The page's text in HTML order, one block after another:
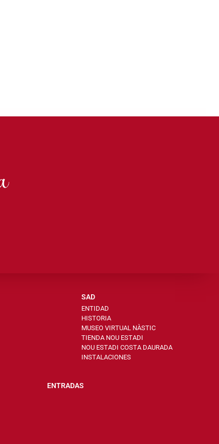
SAD
ENTIDAD
HISTORIA
MUSEO VIRTUAL NÀSTIC
TIENDA NOU ESTADI
NOU ESTADI COSTA DAURADA
INSTALACIONES
ENTRADAS